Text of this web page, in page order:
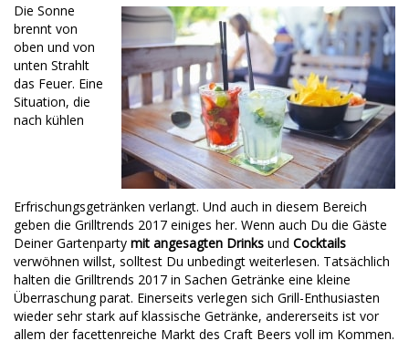
Die Sonne
brennt von
oben und von
unten Strahlt
das Feuer. Eine
Situation, die
nach kühlen
Erfrischungsgetränken verlangt. Und auch in diesem Bereich
geben die Grilltrends 2017 einiges her. Wenn auch Du die Gäste
Deiner Gartenparty mit angesagten Drinks und Cocktails
verwöhnen willst, solltest Du unbedingt weiterlesen. Tatsächlich
halten die Grilltrends 2017 in Sachen Getränke eine kleine
Überraschung parat. Einerseits verlegen sich Grill-Enthusiasten
wieder sehr stark auf klassische Getränke, andererseits ist vor
allem der facettenreiche Markt des Craft Beers voll im Kommen.